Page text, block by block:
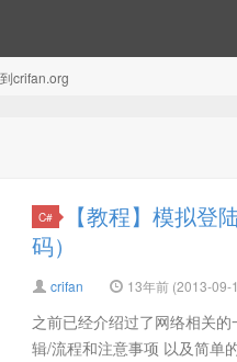
crifan.org
C#
【教程】模拟
码）
crifan 13年前 (2013-09-
之前已经介绍过了网络相关
辑/流程和注意事项 以及简单